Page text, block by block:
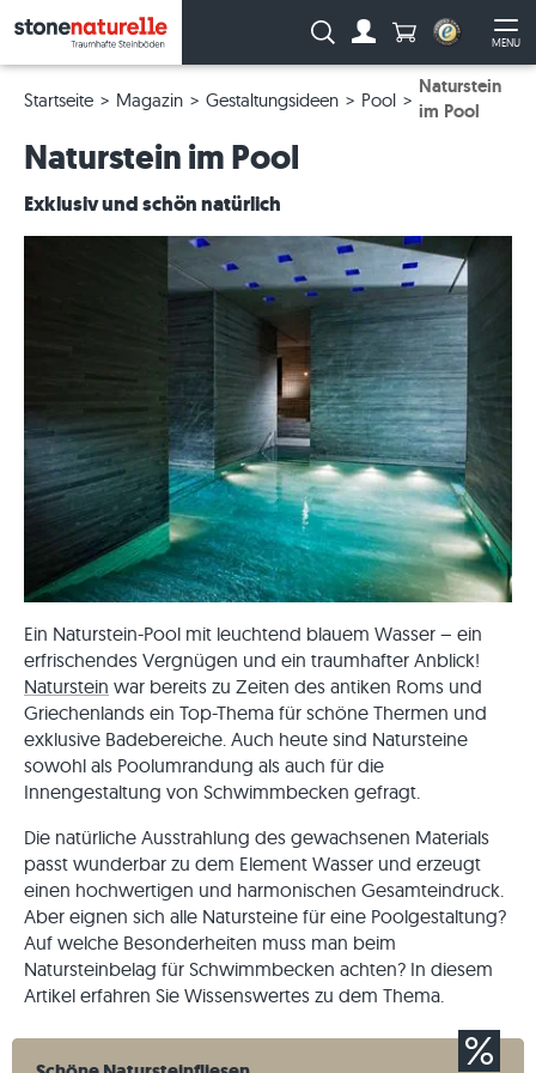
MENU
Suche: Anzahl
Startseite Magazin Gestaltungsideen Pool
Naturstein
im Pool
Naturstein im Pool
Exklusiv und schön natürlich
Ein Naturstein-Pool mit leuchtend blauem Wasser – ein
erfrischendes Vergnügen und ein traumhafter Anblick!
Naturstein war bereits zu Zeiten des antiken Roms und
Griechenlands ein Top-Thema für schöne Thermen und
exklusive Badebereiche. Auch heute sind Natursteine
sowohl als Poolumrandung als auch für die
Innengestaltung von Schwimmbecken gefragt.
Die natürliche Ausstrahlung des gewachsenen Materials
passt wunderbar zu dem Element Wasser und erzeugt
einen hochwertigen und harmonischen Gesamteindruck.
Aber eignen sich alle Natursteine für eine Poolgestaltung?
Auf welche Besonderheiten muss man beim
Natursteinbelag für Schwimmbecken achten? In diesem
Artikel erfahren Sie Wissenswertes zu dem Thema.